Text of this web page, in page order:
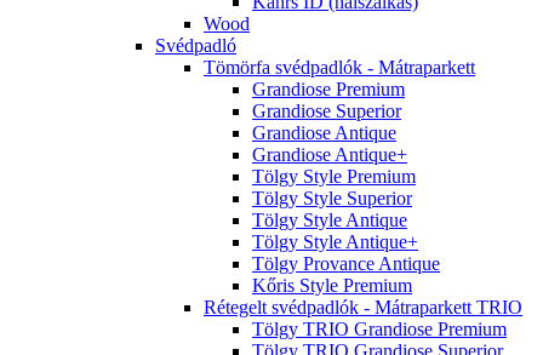
Wood
Svédpadló
Tömörfa svédpadlók - Mátraparkett
Grandiose Premium
Grandiose Superior
Grandiose Antique
Grandiose Antique+
Tölgy Style Premium
Tölgy Style Superior
Tölgy Style Antique
Tölgy Style Antique+
Tölgy Provance Antique
Kőris Style Premium
Rétegelt svédpadlók - Mátraparkett TRIO
Tölgy TRIO Grandiose Premium
Tölgy TRIO Grandiose Superior